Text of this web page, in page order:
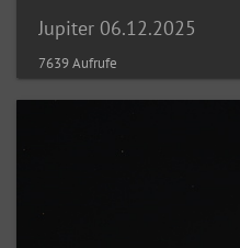
Jupiter 06.12.2025
7639 Aufrufe